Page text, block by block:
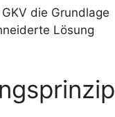
die Grundlage
Lösung